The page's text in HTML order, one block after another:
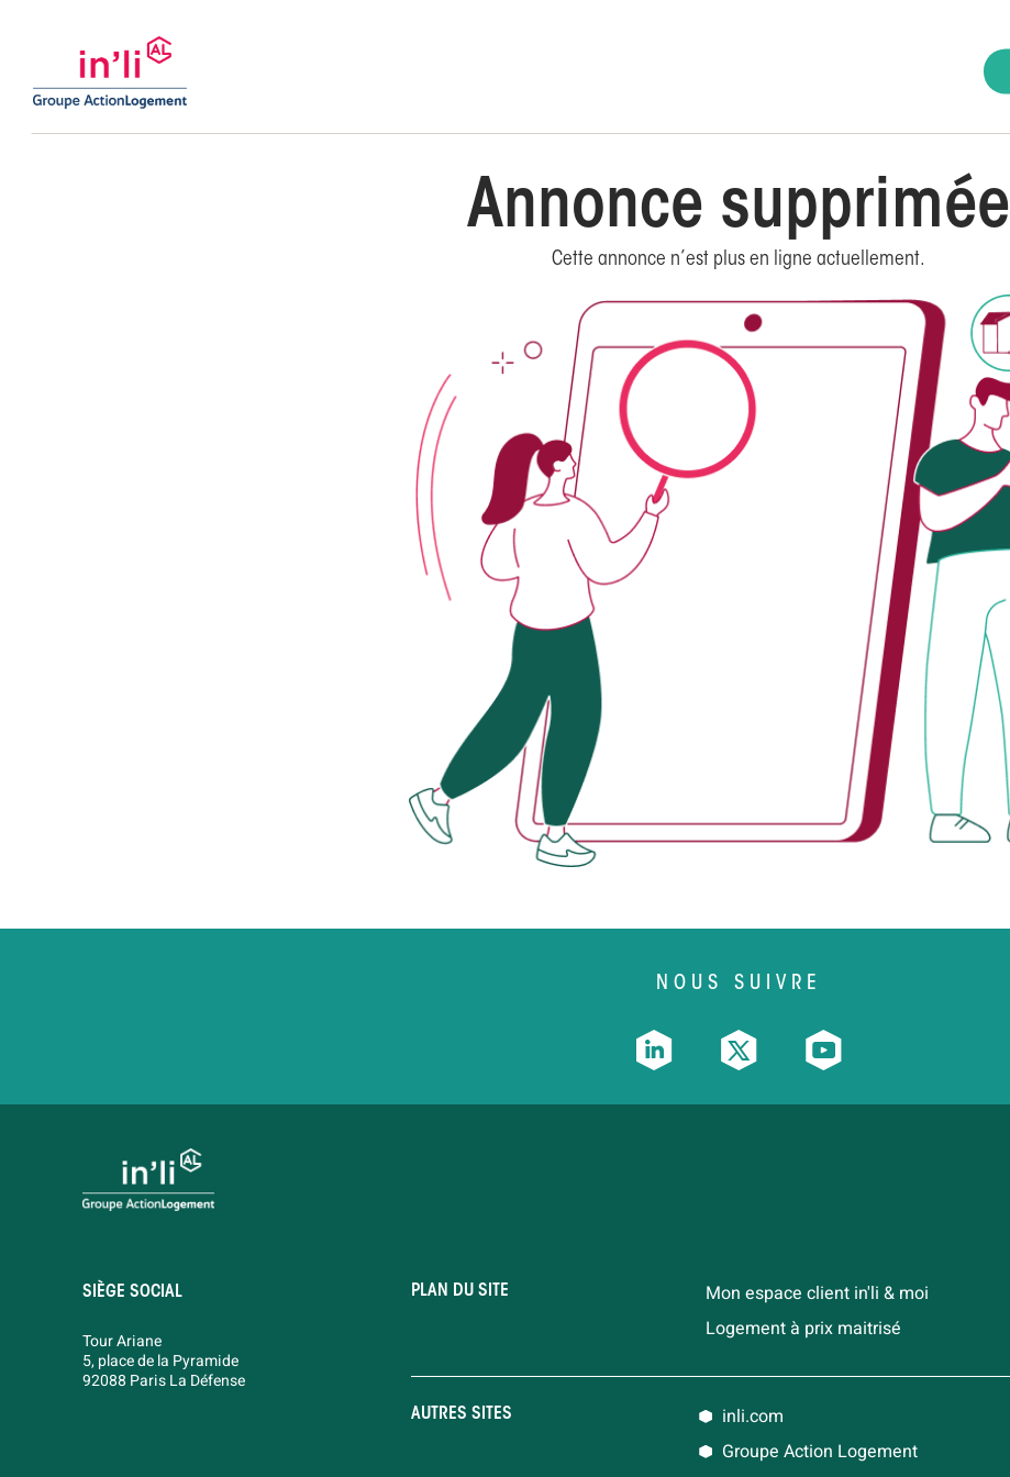
Annonce supprimée
Cette annonce n’est plus en ligne actuellement.
NOUS SUIVRE
SIÈGE SOCIAL
Tour Ariane
5, place de la Pyramide
92088 Paris La Défense
PLAN DU SITE
Mon espace client in'li & moi
Logement à prix maitrisé
AUTRES SITES inli.com
Groupe Action Logement